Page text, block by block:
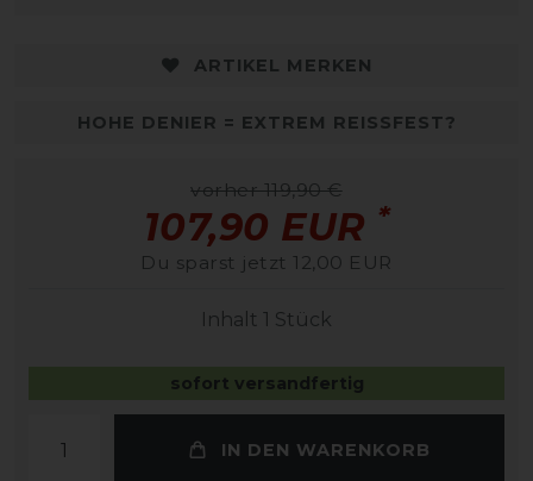
ARTIKEL MERKEN
HOHE DENIER = EXTREM REISSFEST?
vorher 119,90 €
107,90 EUR *
Du sparst jetzt 12,00 EUR
Inhalt 1 Stück
sofort versandfertig
IN DEN WARENKORB